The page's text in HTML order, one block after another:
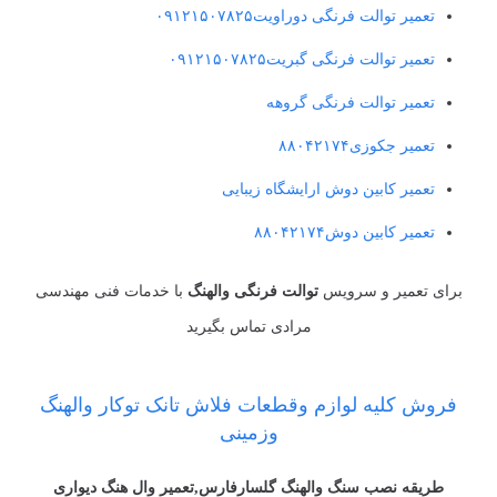
تعمیر توالت فرنگی دوراویت۰۹۱۲۱۵۰۷۸۲۵
تعمیر توالت فرنگی گبریت۰۹۱۲۱۵۰۷۸۲۵
تعمیر توالت فرنگی گروهه
تعمیر جکوزی۸۸۰۴۲۱۷۴
تعمیر کابین دوش ارایشگاه زیبایی
تعمیر کابین دوش۸۸۰۴۲۱۷۴
برای تعمیر و سرویستوالت فرنگی والهنگ با خدمات فنی مهندسی
مرادی تماس بگیرید
فروش کلیه لوازم وقطعات فلاش تانک توکار والهنگ
وزمینی
طریقه نصب سنگ والهنگگلسارفارس,تعمیر وال هنگ دیواری